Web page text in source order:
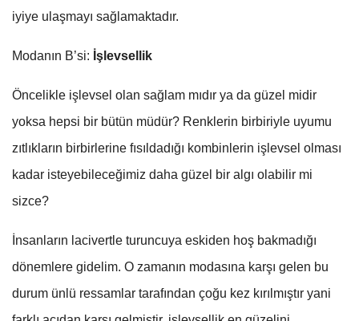
iyiye ulaşmayı sağlamaktadır.
Modanın B’si: İşlevsellik
Öncelikle işlevsel olan sağlam mıdır ya da güzel midir
yoksa hepsi bir bütün müdür? Renklerin birbiriyle uyumu
zıtlıkların birbirlerine fısıldadığı kombinlerin işlevsel olması
kadar isteyebileceğimiz daha güzel bir algı olabilir mi
sizce?
İnsanların lacivertle turuncuya eskiden hoş bakmadığı
dönemlere gidelim. O zamanın modasına karşı gelen bu
durum ünlü ressamlar tarafından çoğu kez kırılmıştır yani